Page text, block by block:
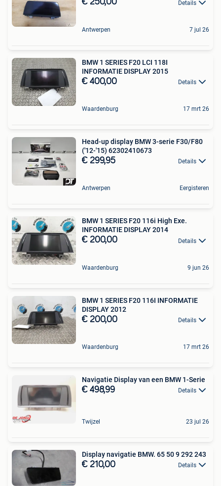
€ 250,00 Details
Antwerpen 7 jul 26
BMW 1 SERIES F20 LCI 118I
INFORMATIE DISPLAY 2015
€ 400,00 Details
Waardenburg 17 mrt 26
Head-up display BMW 3-serie F30/F80
('12-'15) 62302410673
€ 299,95 Details
Antwerpen Eergisteren
BMW 1 SERIES F20 116i High Exe.
INFORMATIE DISPLAY 2014
€ 200,00 Details
Waardenburg 9 jun 26
BMW 1 SERIES F20 116I INFORMATIE
DISPLAY 2012
€ 200,00 Details
Waardenburg 17 mrt 26
Navigatie Display van een BMW 1-Serie
€ 498,99 Details
Twijzel 23 jul 26
Display navigatie BMW. 65 50 9 292 243
€ 210,00 Details